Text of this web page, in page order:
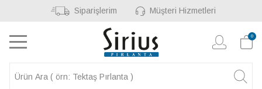
Siparişlerim Müşteri Hizmetleri
0